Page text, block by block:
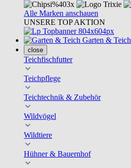
Alle Marken anschauen
UNSERE TOP AKTION
Garten & Teich
close
Teichfischfutter
Teichpflege
Teichtechnik & Zubehör
Wildvögel
Wildtiere
Hühner & Bauernhof